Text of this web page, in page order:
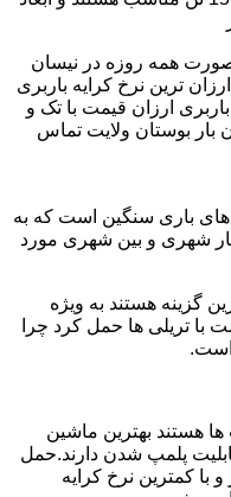
همه روزه در نیسان
ترین نرخ کرایه باربری
ارزان قیمت با تک و
بار بوستان ولایت تماس
ماشین های باری سنگین است که به
شهری و بین شهری مورد
بار های 22 تنی بهترین گزینه هستند به ویژه
با تریلی ها حمل کرد چرا
هستند بهترین ماشین
پلمپ شدن دارند.حمل
با کمترین نرخ کرایه